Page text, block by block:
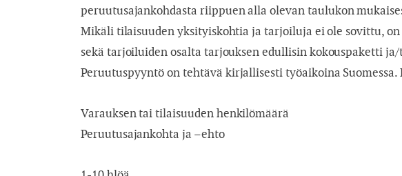
peruutusajankohdasta riippuen alla olevan taulukon
Mikäli tilaisuuden yksityiskohtia ja tarjoiluja ei ole sovittu,
sekä tarjoiluiden osalta tarjouksen edullisin kokouspaketti
Peruutuspyyntö on tehtävä kirjallisesti työaikoina
Varauksen tai tilaisuuden henkilömäärä
Peruutusajankohta ja –ehto